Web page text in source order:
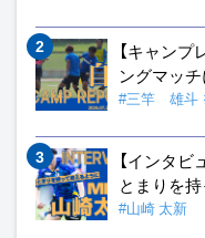
【キャン
ングマッ
#三竿 雄斗
【インタビ
とまりを
#山崎 太新